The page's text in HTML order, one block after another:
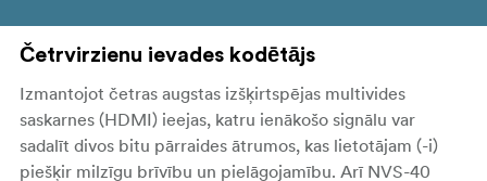
Četrvirzienu ievades kodētājs
Izmantojot četras augstas izšķirtspējas multivides
saskarnes (HDMI) ieejas, katru ienākošo signālu var
sadalīt divos bitu pārraides ātrumos, kas lietotājam (-i)
piešķir milzīgu brīvību un pielāgojamību. Arī NVS-40